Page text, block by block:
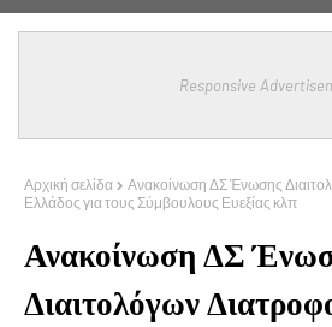
Responsive
Αρχική σελίδα
Ανακοίνωση ΔΣ Ένωσης
Ελλάδος για τους Σύμβουλους Ευεξίας κλπ
Ανακοίνωση ΔΣ
Διαιτολόγων